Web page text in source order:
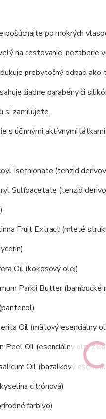
pošúchajte po mokrých
na cestovanie, nezaberie
prebytočný odpad
žiadne parabény či
si zamilujete.
s účinnými aktívnymi
Isethionate (tenzid
Sulfoacetate (tenzid
Fruit Extract (mleté
Oil (kokosový olej)
Parkii Butter (bambucké
Oil (mätový esenciálny
Peel Oil (esenciálny olej z
Oil (bazalkový
citrónová)
farbivo)